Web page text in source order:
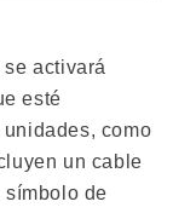
activará
esté
como
un cable
símbolo de